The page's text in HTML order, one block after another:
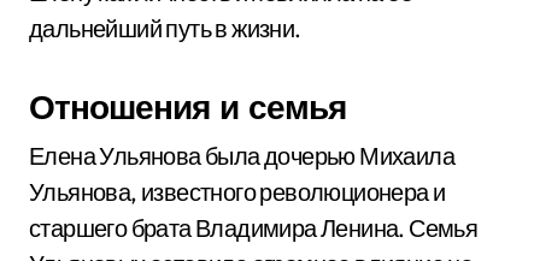
дальнейший путь в жизни.
Отношения и семья
Елена Ульянова была дочерью Михаила
Ульянова, известного революционера и
старшего брата Владимира Ленина. Семья